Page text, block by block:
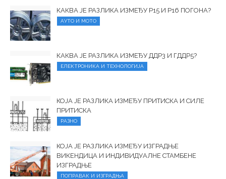
КАКВА ЈЕ РАЗЛИКА ИЗМЕЂУ Р15 И Р16 ПОГОНА?
АУТО И МОТО
КАКВА ЈЕ РАЗЛИКА ИЗМЕЂУ ДДР3 И ГДДР5?
ЕЛЕКТРОНИКА И ТЕХНОЛОГИЈА
КОЈА ЈЕ РАЗЛИКА ИЗМЕЂУ ПРИТИСКА И СИЛЕ
ПРИТИСКА
РАЗНО
КОЈА ЈЕ РАЗЛИКА ИЗМЕЂУ ИЗГРАДЊЕ
ВИКЕНДИЦА И ИНДИВИДУАЛНЕ СТАМБЕНЕ
ИЗГРАДЊЕ
ПОПРАВАК И ИЗГРАДЊА